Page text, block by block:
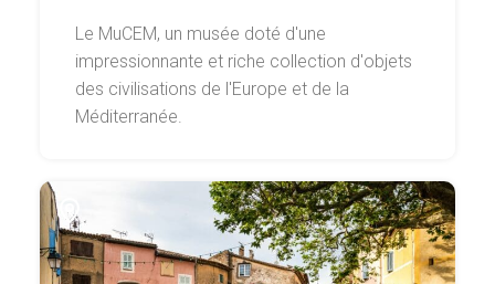
Le MuCEM, un musée doté d'une
impressionnante et riche collection d'objets
des civilisations de l'Europe et de la
Méditerranée.